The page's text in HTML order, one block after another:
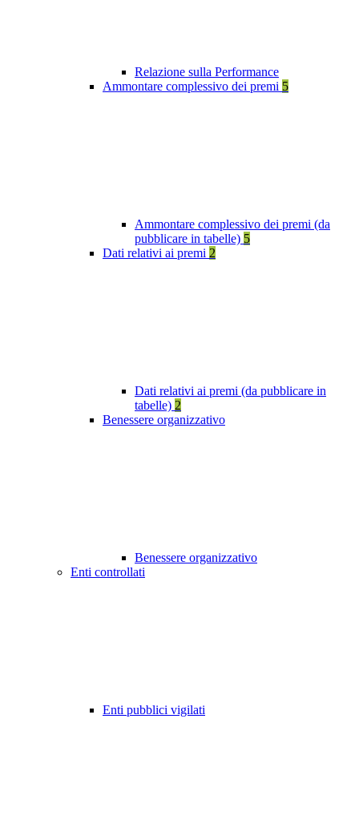
Relazione sulla Performance
Ammontare complessivo dei premi 5
Ammontare complessivo dei premi (da
pubblicare in tabelle) 5
Dati relativi ai premi 2
Dati relativi ai premi (da pubblicare in
tabelle) 2
Benessere organizzativo
Benessere organizzativo
Enti controllati
Enti pubblici vigilati